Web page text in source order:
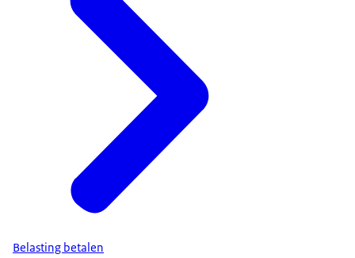
Belasting betalen